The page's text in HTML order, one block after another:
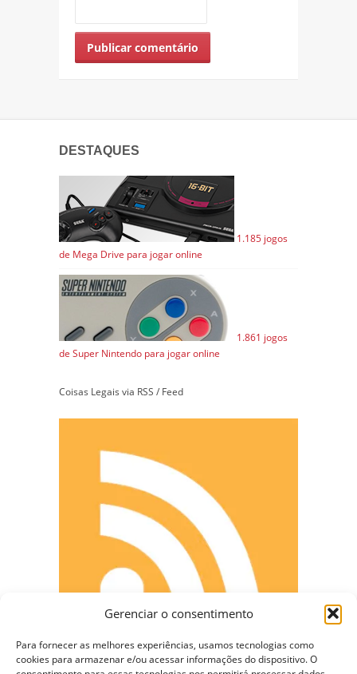
Gerenciar o consentimento
Para fornecer as melhores experiências, usamos tecnologias como
cookies para armazenar e/ou acessar informações do dispositivo. O
DESTAQUES
1.185 jogos
de Mega Drive para jogar online
1.861 jogos
de Super Nintendo para jogar online
Coisas Legais via RSS / Feed